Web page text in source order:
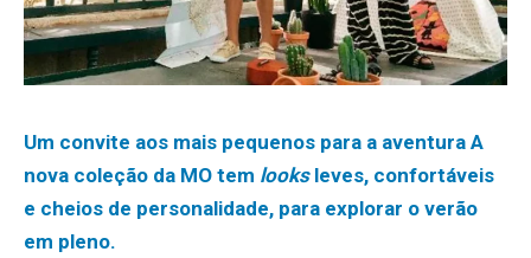
Um convite aos mais pequenos para a aventura A
nova coleção da MO tem looksleves, confortáveis
e cheios de personalidade, para explorar o verão
em pleno.